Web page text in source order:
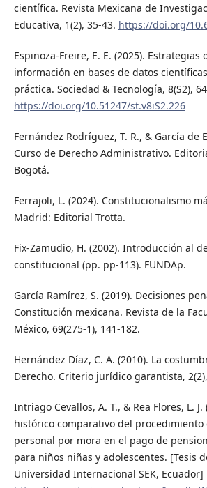
científica. Revista Mexicana de
Educativa, 1(2), 35-43. https://doi.org/
Espinoza-Freire, E. E. (2025).
información en bases de datos
práctica. Sociedad & Tecnología, 8(S2),
https://doi.org/10.51247/st.v8iS2.226
Fernández Rodríguez, T. R., & García de
Curso de Derecho Administrativo.
Bogotá.
Ferrajoli, L. (2024). Constitucionalismo
Madrid: Editorial Trotta.
Fix-Zamudio, H. (2002). Introducción al
constitucional (pp. pp-113). FUNDAp.
García Ramírez, S. (2019). Decisiones
Constitución mexicana. Revista de la
México, 69(275-1), 141-182.
Hernández Díaz, C. A. (2010). La
Derecho. Criterio jurídico garantista,
Intriago Cevallos, A. T., & Rea Flores, L. J.
histórico comparativo del procedimiento
personal por mora en el pago de
para niños niñas y adolescentes. [Tesis
Universidad Internacional SEK, Ecuador]